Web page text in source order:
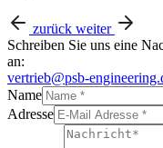
zurück weiter
Schreiben Sie uns eine
an:
vertrieb@psb-
Name
Adresse